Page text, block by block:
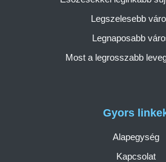
Gyors
Alapegység
Kapcsolat
Legszelesebb
Legnaposabb
Most a legrosszabb